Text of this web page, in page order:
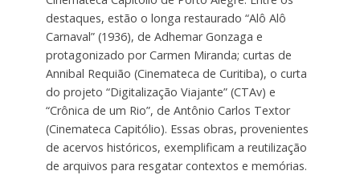
destaques, estão o longa restaurado “Alô Alô
Carnaval” (1936), de Adhemar Gonzaga e
protagonizado por Carmen Miranda; curtas de
Annibal Requião (Cinemateca de Curitiba), o curta
do projeto “Digitalização Viajante” (CTAv) e
“Crônica de um Rio”, de Antônio Carlos Textor
(Cinemateca Capitólio). Essas obras, provenientes
de acervos históricos, exemplificam a reutilização
de arquivos para resgatar contextos e memórias.